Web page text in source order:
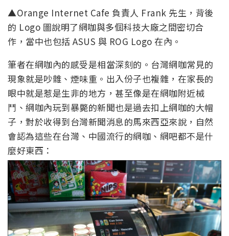
▲Orange Internet Cafe 負責人 Frank 先生，背後
的 Logo 圖說明了網咖與多個科技大廠之間密切合
作，當中也包括 ASUS 與 ROG Logo 在內。
筆者在網咖內的感受是相當深刻的。台灣網咖常見的
現象就是吵雜、煙味重。出入份子也複雜，在家長的
眼中就是惹是生非的地方，甚至像是在網咖附近械
鬥、網咖內玩到暴斃的新聞也是過去扣上網咖的大帽
子，對於收得到台灣新聞消息的馬來西亞來說，自然
會認為這些在台灣、中國流行的網咖、網吧都不是什
麼好東西：